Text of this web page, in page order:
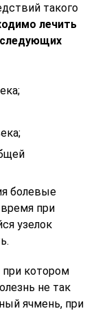
такого
лечить
следующих
болевые
при
узелок
при котором
не так
ячмень, при